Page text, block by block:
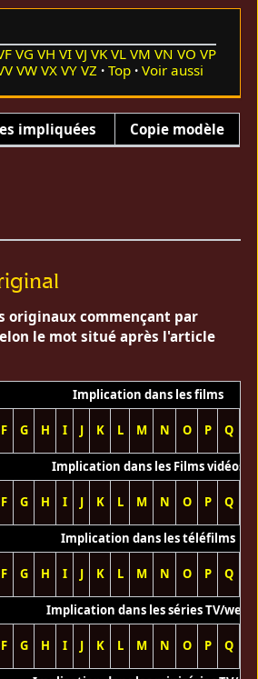
VG VH VI VJ VK VL VM VN VO VP
VW VX VY VZ Top Voir aussi
impliquées Copie modèle
originaux commençant par
le mot situé après l'article
Implication dans les films
F G H I J K L M N O P Q
Implication dans les Films vidéos
F G H I J K L M N O P Q
Implication dans les téléfilms
F G H I J K L M N O P Q
Implication dans les séries TV/web
F G H I J K L M N O P Q